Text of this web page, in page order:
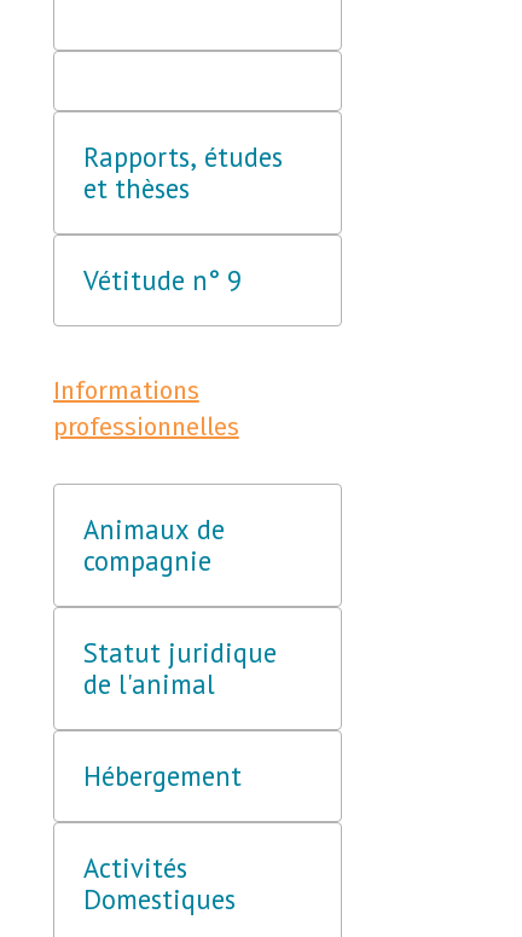
Rapports, études
et thèses
Vétitude n° 9
Informations
professionnelles
Animaux de
compagnie
Statut juridique
de l'animal
Hébergement
Activités
Domestiques